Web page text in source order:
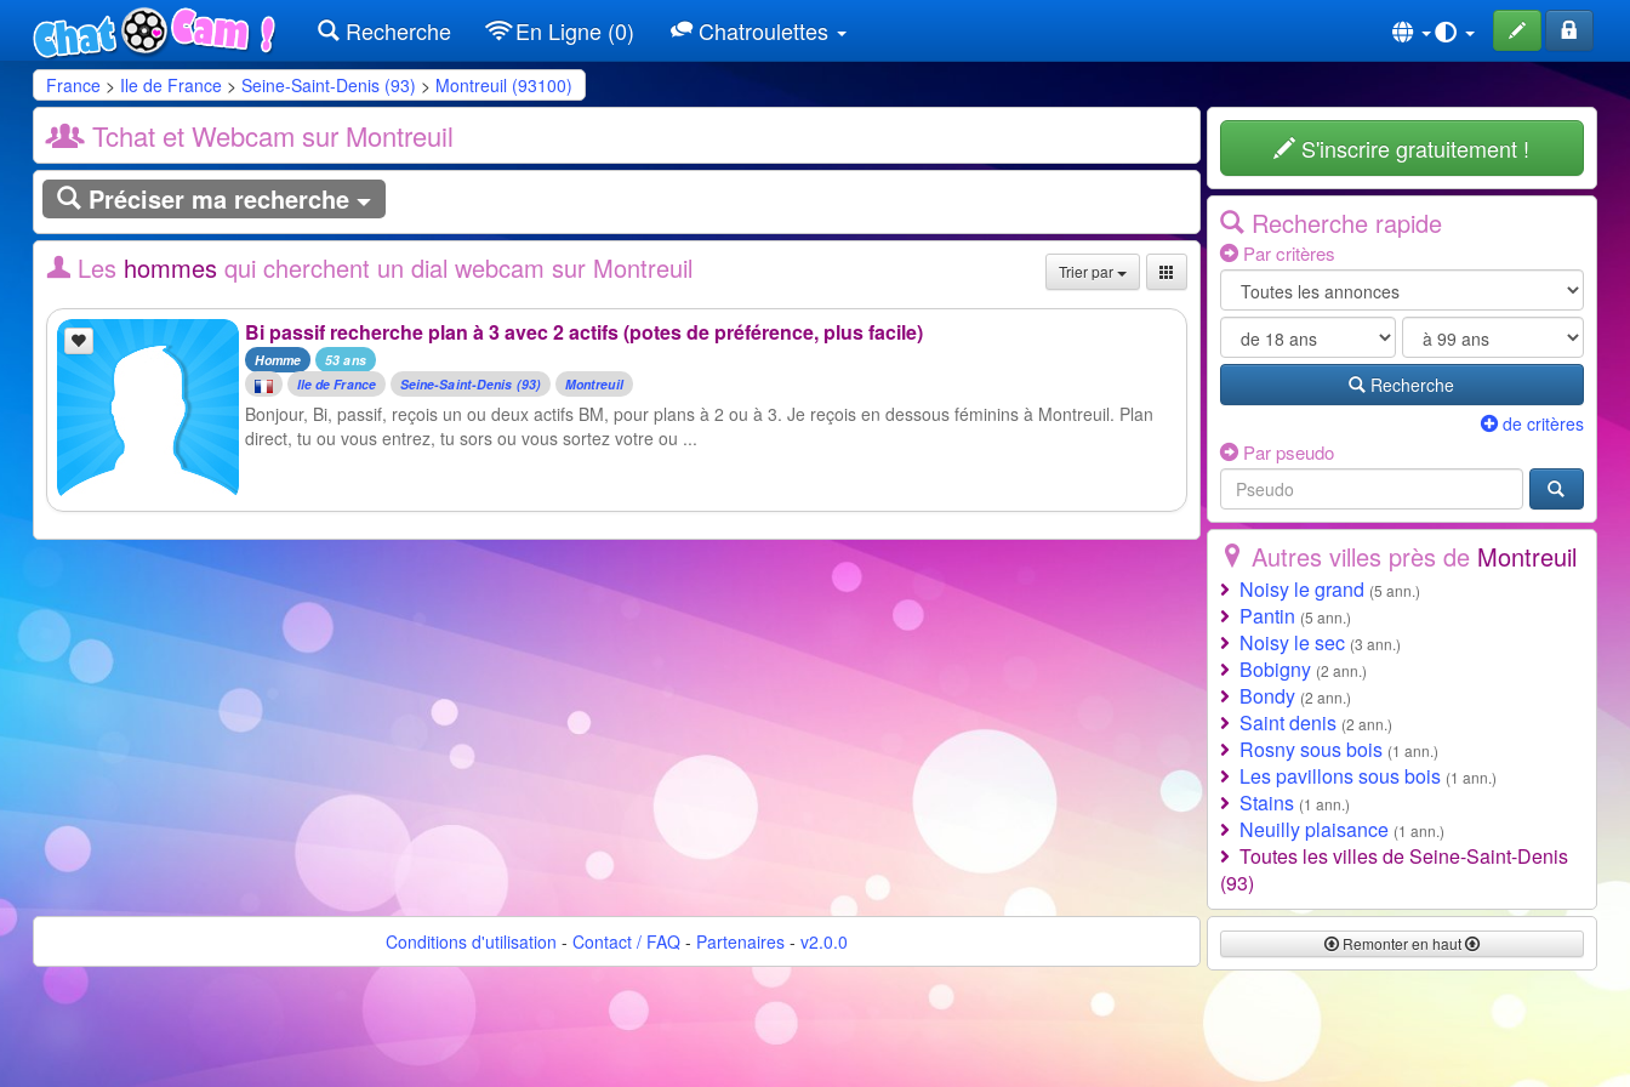
Recherche En Ligne (0) Chatroulettes
France > Ile de France > Seine-Saint-Denis (93) > Montreuil (93100)
Tchat et Webcam sur Montreuil
Préciser ma recherche
Les hommes qui cherchent un dial webcam sur Montreuil Trier par
Bi passif recherche plan à 3 avec 2 actifs (potes de préférence, plus facile)
Homme
53 ans
Ile de France
Seine-Saint-Denis (93) Montreuil
Bonjour, Bi, passif, reçois un ou deux actifs BM, pour plans à 2 ou à 3. Je reçois en dessous féminins à Montreuil. Plan
direct, tu ou vous entrez, tu sors ou vous sortez votre ou ...
S'inscrire gratuitement !
Recherche rapide
Par critères
Recherche
de critères
Par pseudo
Autres villes près de Montreuil
Noisy le grand (5 ann.)
Pantin (5 ann.)
Noisy le sec (3 ann.)
Bobigny (2 ann.)
Bondy (2 ann.)
Saint denis (2 ann.)
Rosny sous bois (1 ann.)
Les pavillons sous bois (1 ann.)
Stains (1 ann.)
Neuilly plaisance (1 ann.)
Toutes les villes de Seine-Saint-Denis
(93)
Conditions d'utilisation - Contact / FAQ- Partenaires- v2.0.0 Remonter en haut